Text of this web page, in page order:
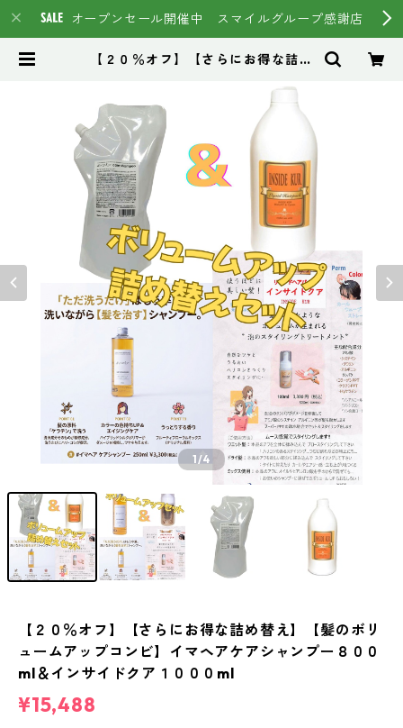
オープンセール開催中 スマイルグループ感謝店
【２０％オフ】【さらにお得な詰め
ビ】イマヘアケアシャンプー８００
ml＆インサイドクア１０００ml | ス
マイルグループ通販ページ #イマヘ
ア HSC強髪 トステア
1/4
【２０％オフ】【さらにお得な詰め替え】【髪のボリ
ュームアップコンビ】イマヘアケアシャンプー８００
ml＆インサイドクア１０００ml
¥15,488